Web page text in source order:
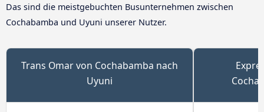
Das sind die meistgebuchten Busunternehmen zwischen
Cochabamba und Uyuni unserer Nutzer.
Trans Omar von Cochabamba nach
Uyuni